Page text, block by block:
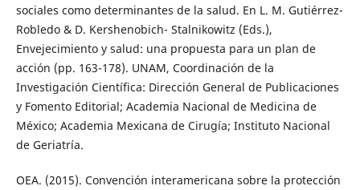
sociales como determinantes de la salud. En L. M. Gutiérrez-
Robledo & D. Kershenobich- Stalnikowitz (Eds.),
Envejecimiento y salud: una propuesta para un plan de
acción (pp. 163-178). UNAM, Coordinación de la
Investigación Científica: Dirección General de Publicaciones
y Fomento Editorial; Academia Nacional de Medicina de
México; Academia Mexicana de Cirugía; Instituto Nacional
de Geriatría.
OEA. (2015). Convención interamericana sobre la protección